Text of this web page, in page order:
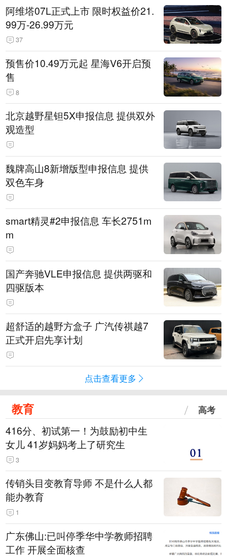
阿维塔07L正式上市 限时权益价21.
99万-26.99万元
37
预售价10.49万元起 星海V6开启预
售
8
北京越野星钽5X申报信息 提供双外
观造型
魏牌高山8新增版型申报信息 提供
双色车身
smart精灵#2申报信息 车长2751m
m
国产奔驰VLE申报信息 提供两驱和
四驱版本
超舒适的越野方盒子 广汽传祺越7
正式开启先享计划
点击查看更多
教育 高考
416分、初试第一！为鼓励初中生
女儿 41岁妈妈考上了研究生
3
传销头目变教育导师 不是什么人都
能办教育
1
广东佛山:已叫停季华中学教师招聘
工作 开展全面核查